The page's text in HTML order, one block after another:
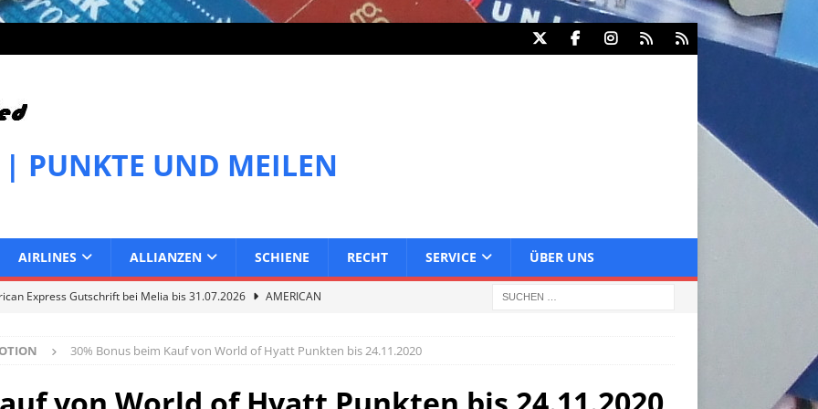
PUNKTE UND MEILEN
AIRLINES ALLIANZEN SCHIENE RECHT SERVICE ÜBER UNS
Express Gutschrift bei Melia bis 31.07.2026
AMERICAN
Express Gutschrift bei IHG bis 27.07.2026
AMERICAN
30% Bonus beim Kauf von World of Hyatt Punkten bis 24.11.2020